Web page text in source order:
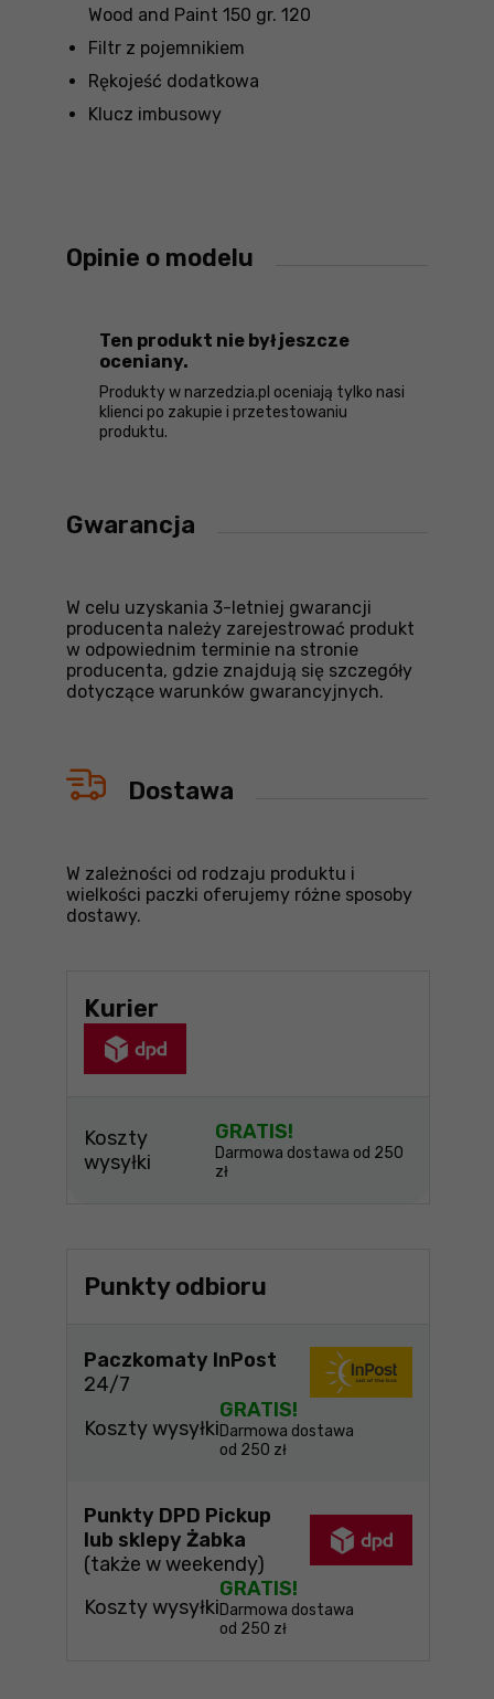
Wood and Paint 150 gr. 120
Filtr z pojemnikiem
Rękojeść dodatkowa
Klucz imbusowy
Opinie o modelu
Ten produkt nie był jeszcze
oceniany.
Produkty w narzedzia.pl oceniają tylko nasi
klienci po zakupie i przetestowaniu
produktu.
Gwarancja
W celu uzyskania 3-letniej gwarancji
producenta należy zarejestrować produkt
w odpowiednim terminie na stronie
producenta, gdzie znajdują się szczegóły
dotyczące warunków gwarancyjnych.
Dostawa
W zależności od rodzaju produktu i
wielkości paczki oferujemy różne sposoby
dostawy.
Kurier
Koszty
wysyłki
GRATIS!
Darmowa dostawa od 250
zł
Punkty odbioru
Paczkomaty InPost
24/7
Koszty wysyłki
GRATIS!
Darmowa dostawa
od 250 zł
Punkty DPD Pickup
lub sklepy Żabka
(także w weekendy)
Koszty wysyłki
GRATIS!
Darmowa dostawa
od 250 zł